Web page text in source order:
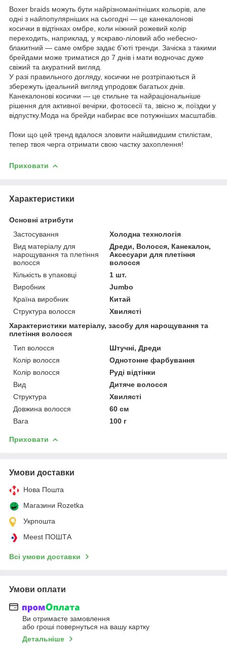
Boxer braids можуть бути найрізноманітніших кольорів, але
одні з найпопулярніших на сьогодні — це канекалонові
косички в відтінках омбре, коли ніжний рожевий колір
переходить, наприклад, у яскраво-ліловий або небесно-
блакитний — саме омбре задає б'юті тренди. Зачіска з такими
брейдами може триматися до 7 днів і мати водночас дуже
свіжий та акуратний вигляд.
У разі правильного догляду, косички не розтріпаються й
збережуть ідеальний вигляд упродовж багатьох днів.
Канекалонові косички — це стильне та найраціональніше
рішення для активної вечірки, фотосесії та, звісно ж, поїздки у
відпустку.Мода на брейди набирає все потужніших масштабів.
Поки що цей тренд вдалося зловити найшвидшим стилістам,
тепер твоя черга отримати свою частку захоплення!
Приховати
Характеристики
Основні атрибути
Застосування
Холодна технологія
Вид матеріалу для
нарощування та плетіння
волосся
Дреди, Волосся, Канекалон,
Аксесуари для плетіння
волосся
Кількість в упаковці
1 шт.
Виробник
Jumbo
Країна виробник
Китай
Структура волосся
Хвилясті
Характеристики матеріалу, засобу для нарощування та
плетіння волосся
Тип волосся
Штучні, Дреди
Колір волосся
Однотонне фарбування
Колір волосся
Руді відтінки
Вид
Дитяче волосся
Структура
Хвилясті
Довжина волосся
60 см
Вага
100 г
Приховати
Умови доставки
Нова Пошта
Магазини Rozetka
Укрпошта
Meest ПОШТА
Всі умови доставки
Умови оплати
Ви отримаєте замовлення
або гроші повернуться на вашу картку
Детальніше